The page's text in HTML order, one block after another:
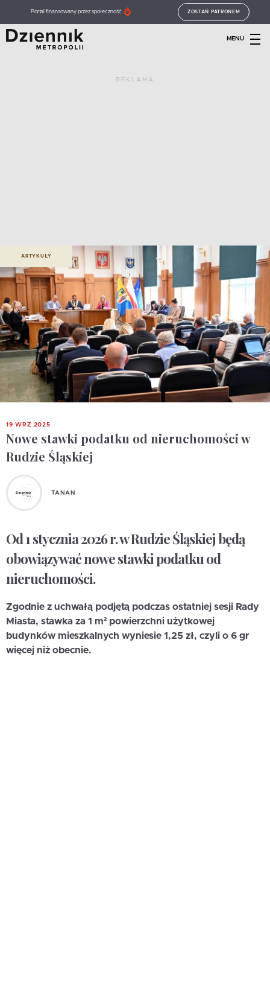
Portal finansowany przez społeczność ZOSTAŃ PATRONEM
MENU
REKLAMA
ARTYKUŁY
19 WRZ 2025
Nowe stawki podatku od nieruchomości w
Rudzie Śląskiej
TANAN
Od 1 stycznia 2026 r. w Rudzie Śląskiej będą
obowiązywać nowe stawki podatku od
nieruchomości.
Zgodnie z uchwałą podjętą podczas ostatniej sesji Rady
Miasta, stawka za 1 m² powierzchni użytkowej
budynków mieszkalnych wyniesie 1,25 zł, czyli o 6 gr
więcej niż obecnie.